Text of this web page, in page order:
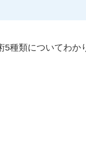
種類についてわか